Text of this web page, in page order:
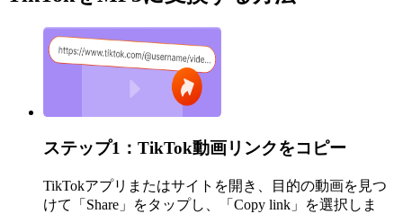
ステップ1：TikTok動画リンクをコピー
TikTokアプリまたはサイトを開き、目的の動画を見つ
けて「Share」をタップし、「Copy link」を選択しま